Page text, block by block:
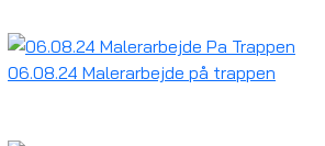
06.08.24 Malerarbejde på trappen